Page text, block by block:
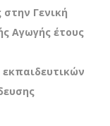
Γενική
Αγωγής έτους